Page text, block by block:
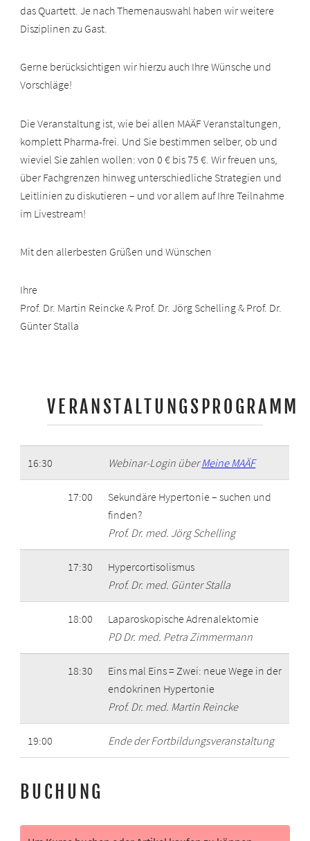
das Quartett. Je nach Themenauswahl haben wir weitere
Disziplinen zu Gast.
Gerne berücksichtigen wir hierzu auch Ihre Wünsche und
Vorschläge!
Die Veranstaltung ist, wie bei allen MAÄF Veranstaltungen,
komplett Pharma-frei. Und Sie bestimmen selber, ob und
wieviel Sie zahlen wollen: von 0 € bis 75 €. Wir freuen uns,
über Fachgrenzen hinweg unterschiedliche Strategien und
Leitlinien zu diskutieren – und vor allem auf Ihre Teilnahme
im Livestream!
Mit den allerbesten Grüßen und Wünschen
Ihre
Prof. Dr. Martin Reincke & Prof. Dr. Jörg Schelling & Prof. Dr.
Günter Stalla
VERANSTALTUNGSPROGRAMM
16:30 Webinar-Login überMeine MAÄF
17:00
Sekundäre Hypertonie – suchen und
finden?
Prof. Dr. med. Jörg Schelling
17:30
Hypercortisolismus
Prof. Dr. med. Günter Stalla
18:00
Laparoskopische Adrenalektomie
PD Dr. med. Petra Zimmermann
18:30
Eins mal Eins = Zwei: neue Wege in der
endokrinen Hypertonie
Prof. Dr. med. Martin Reincke
19:00 Ende der Fortbildungsveranstaltung
BUCHUNG